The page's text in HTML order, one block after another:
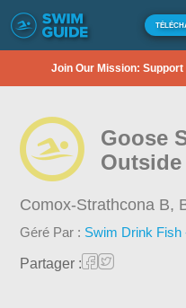
Join Our Mission: Support
Goose
Comox-Strathcona B,
Géré Par : Swim Drink Fish
Partager :